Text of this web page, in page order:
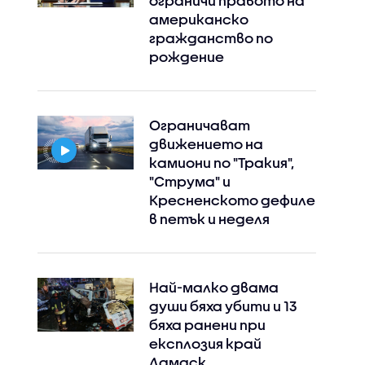
американско
гражданство по
рождение
Ограничават
движението на
камиони по "Тракия",
"Струма" и
Кресненското дефиле
в петък и неделя
Най-малко двама
души бяха убити и 13
бяха ранени при
експлозия край